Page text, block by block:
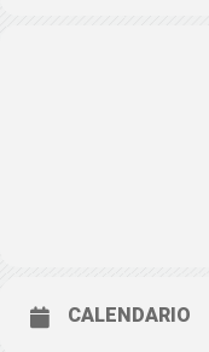
CALENDARIO